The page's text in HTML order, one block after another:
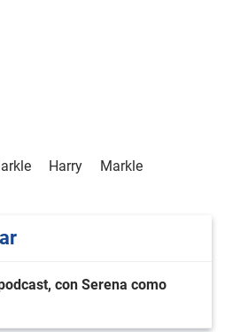
Harry Markle
con Serena como